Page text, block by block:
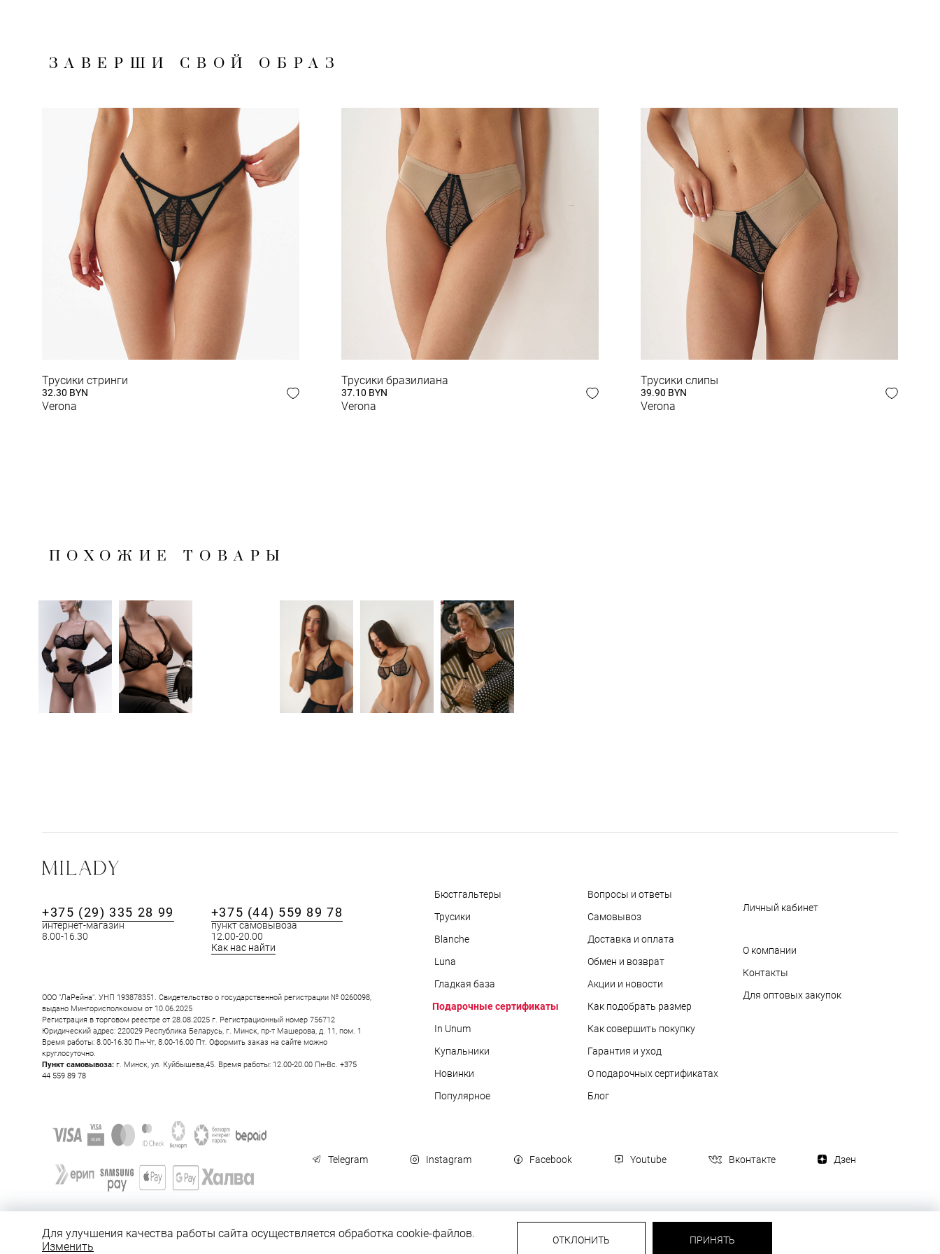
ЗАВЕРШИ СВОЙ ОБРАЗ
Трусики стринги
32.30 BYN
Verona
Трусики бразилиана
37.10 BYN
Verona
Трусики слипы
39.90 BYN
Verona
ПОХОЖИЕ ТОВАРЫ
+375 (29) 335 28 99
интернет-магазин
8.00-16.30
+375 (44) 559 89 78
пункт самовывоза
12.00-20.00
Как нас найти
ООО "ЛаРейна". УНП 193878351. Свидетельство о государственной регистрации № 0260098,
выдано Мингорисполкомом от 10.06.2025
Регистрация в торговом реестре от 28.08.2025 г. Регистрационный номер 756712
Юридический адрес: 220029 Республика Беларусь, г. Минск, пр-т Машерова, д. 11, пом. 1
Время работы: 8.00-16.30 Пн-Чт, 8.00-16.00 Пт. Оформить заказ на сайте можно
круглосуточно.
Пункт самовывоза: г. Минск, ул. Куйбышева,45. Время работы: 12.00-20.00 Пн-Вс. +375
44 559 89 78
Бюстгальтеры
Трусики
Blanche
Luna
Гладкая база
Подарочные сертификаты
In Unum
Купальники
Новинки
Популярное
Вопросы и ответы
Самовывоз
Доставка и оплата
Обмен и возврат
Акции и новости
Как подобрать размер
Как совершить покупку
Гарантия и уход
О подарочных сертификатах
Блог
Личный кабинет
О компании
Контакты
Для оптовых закупок
Telegram Instagram Facebook Youtube Вконтакте Дзен
Для улучшения качества работы сайта осуществляется обработка cookie-файлов.
Изменить
ОТКЛОНИТЬ ПРИНЯТЬ